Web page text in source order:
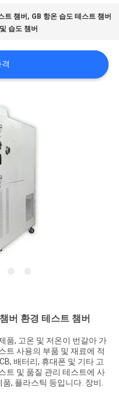
트 챔버 , GB 항온 습도 테스트 챔버
습도 챔버
버 환경 테스트 챔버
품, 고온 및 저온이 번갈아 가
트 사용의 부품 및 재료에 적
배터리, 휴대폰 및 기타 고
트 및 품질 관리 테스트에 사
, 플라스틱 등입니다. 장비.